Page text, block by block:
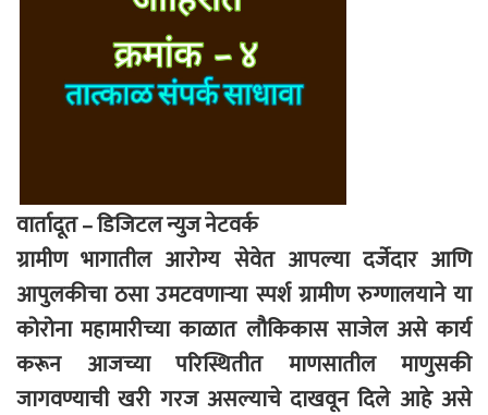
वार्तादूत – डिजिटल न्युज नेटवर्क
ग्रामीण भागातील आरोग्य सेवेत आपल्या दर्जेदार आणि
आपुलकीचा ठसा उमटवणाऱ्या स्पर्श ग्रामीण रुग्णालयाने या
कोरोना महामारीच्या काळात लौकिकास साजेल असे कार्य
करून आजच्या परिस्थितीत माणसातील माणुसकी
जागवण्याची खरी गरज असल्याचे दाखवून दिले आहे असे